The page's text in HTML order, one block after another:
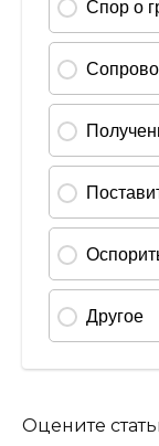
Оцените